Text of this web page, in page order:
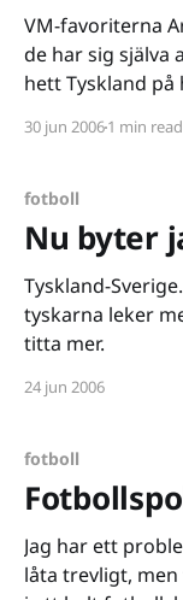
VM-favoriterna
de har sig själva
hett Tyskland på
det sig.
30 jun 20061 min read
fotboll
Nu byter
Tyskland-Sverige. 2-0. Efter 19 minuter
tyskarna leker med oss. Jag byter
titta mer.
24 jun 2006
fotboll
Jag har ett
låta trevligt,